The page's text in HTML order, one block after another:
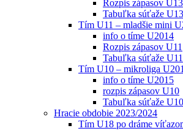
Rozpis zápasov U13
Tabuľka súťaže U13
Tím U11 – mladšie mini
info o tíme U2014
Rozpis zápasov U11
Tabuľka súťaže U11
Tím U10 – mikroliga
info o tíme U2015
rozpis zápasov U10
Tabuľka súťaže U10
Hracie obdobie 2023/2024
Tím U18 po dráme